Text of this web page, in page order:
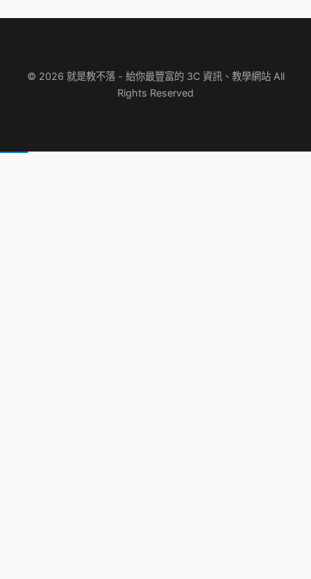
© 2026 就是教不落 - 給你最豐富的 3C 資訊、教學網站 All
Rights Reserved